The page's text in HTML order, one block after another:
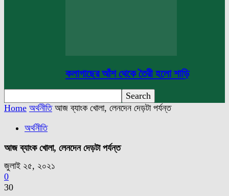
কলাগাছের আঁশ থেকে তৈরী হলো শাড়ি
Home অর্থনীতি আজ ব্যাংক খোলা, লেনদেন দেড়টা পর্যন্ত
অর্থনীতি
আজ ব্যাংক খোলা, লেনদেন দেড়টা পর্যন্ত
জুলাই ২৫, ২০২১
0
30